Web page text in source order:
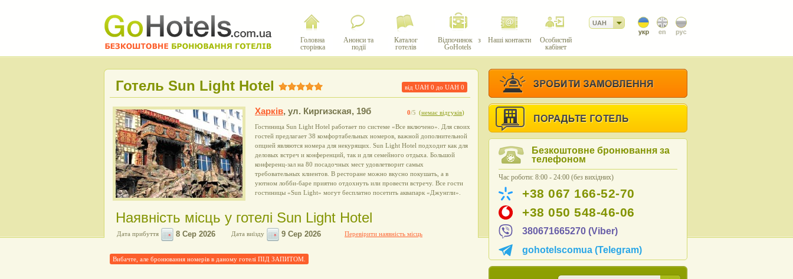
Головна
сторінка
Анонси та
події
Каталог
готелів
Відпочинок з
GoHotels
Наші контакти
Особистий
кабінет
UAH
від UAH0 до UAH0
Готель Sun Light Hotel
0/5 (немає відгуків)
Харків, ул. Киргизская, 19б
Гостиница Sun Light Hotel работает по системе «Все включено». Для своих
гостей предлагает 38 комфортабельных номеров, важной дополнительной
опцией являются номера для некурящих. Sun Light Hotel подходит как для
деловых встреч и конференций, так и для семейного отдыха. Большой
конференц-зал на 80 посадочных мест удовлетворит самых
требовательных клиентов. В ресторане можно вкусно покушать, а в
уютном лобби-баре приятно отдохнуть или провести встречу. Все гости
гостиницы «Sun Light» могут бесплатно посетить аквапарк «Джунгли».
Наявність місць у готелі Sun Light Hotel
Дата прибуття Дата виїзду Перевірити наявність місць
Вибачте, але бронювання номерів в даному готелі ПІД ЗАПИТОМ.
Безкоштовне бронювання за
телефоном
Час роботи: 8:00 - 24:00 (без вихідних)
+38 067 166-52-70
+38 050 548-46-06
380671665270 (Viber)
gohotelscomua (Telegram)